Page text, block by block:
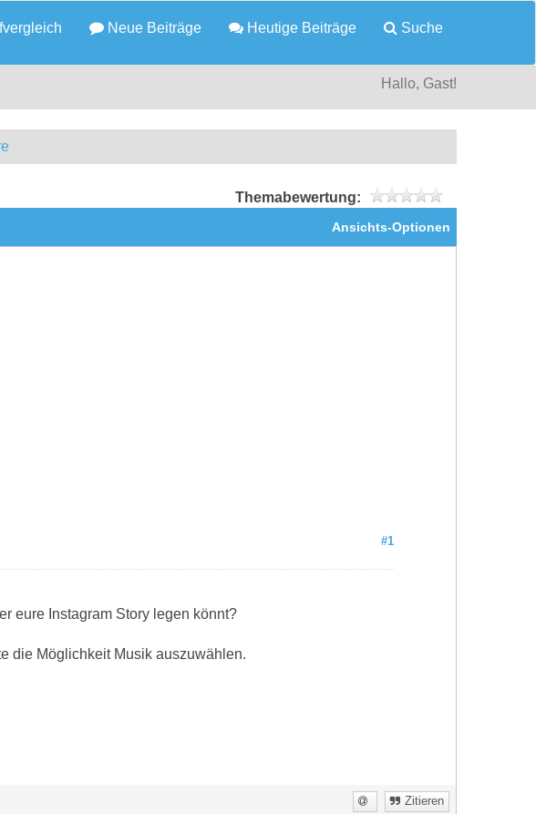
Neue Beiträge Heutige Beiträge Suche
Hallo, Gast!
Themabewertung:
Ansichts-Optionen
#1
eure Instagram Story legen könnt?
die Möglichkeit Musik auszuwählen.
Zitieren